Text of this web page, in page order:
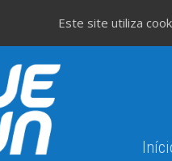
Este site utiliza